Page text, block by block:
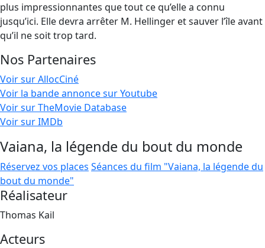
plus impressionnantes que tout ce qu’elle a connu
jusqu’ici. Elle devra arrêter M. Hellinger et sauver l’île avant
qu’il ne soit trop tard.
Nos Partenaires
Voir sur AllocCiné
Voir la bande annonce sur Youtube
Voir sur TheMovie Database
Voir sur IMDb
Vaiana, la légende du bout du monde
Réservez vos places Séances du film "Vaiana, la légende du
bout du monde"
Réalisateur
Thomas Kail
Acteurs